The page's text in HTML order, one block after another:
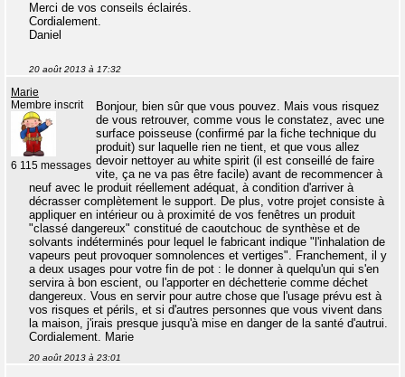
Merci de vos conseils éclairés.
Cordialement.
Daniel
20 août 2013 à 17:32
Marie
Membre inscrit
6 115 messages
Bonjour, bien sûr que vous pouvez. Mais vous risquez
de vous retrouver, comme vous le constatez, avec une
surface poisseuse (confirmé par la fiche technique du
produit) sur laquelle rien ne tient, et que vous allez
devoir nettoyer au white spirit (il est conseillé de faire
vite, ça ne va pas être facile) avant de recommencer à
neuf avec le produit réellement adéquat, à condition d'arriver à
décrasser complètement le support. De plus, votre projet consiste à
appliquer en intérieur ou à proximité de vos fenêtres un produit
"classé dangereux" constitué de caoutchouc de synthèse et de
solvants indéterminés pour lequel le fabricant indique "l'inhalation de
vapeurs peut provoquer somnolences et vertiges". Franchement, il y
a deux usages pour votre fin de pot : le donner à quelqu'un qui s'en
servira à bon escient, ou l'apporter en déchetterie comme déchet
dangereux. Vous en servir pour autre chose que l'usage prévu est à
vos risques et périls, et si d'autres personnes que vous vivent dans
la maison, j'irais presque jusqu'à mise en danger de la santé d'autrui.
Cordialement. Marie
20 août 2013 à 23:01